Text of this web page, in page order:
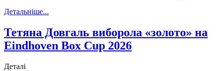
Детальніше...
Тетяна Довгаль виборола «золото» на
Eindhoven Box Cup 2026
Деталі